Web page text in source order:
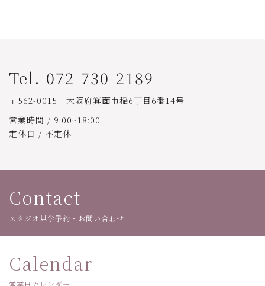
Tel. 072-730-2189
〒562-0015 大阪府箕面市稲6丁目6番14号
営業時間 / 9:00~18:00
定休日 / 不定休
Contact
スタジオ見学予約・お問い合わせ
Calendar